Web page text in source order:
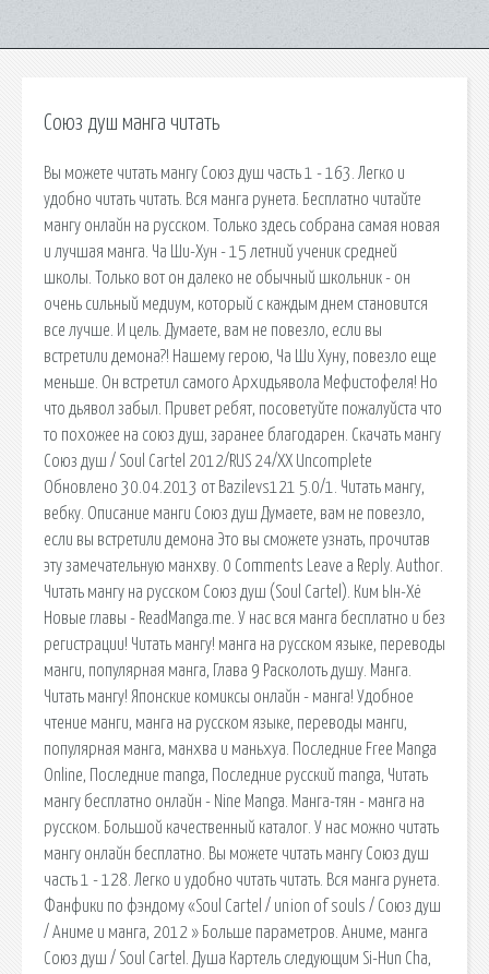
Союз душ манга читать
Вы можете читать мангу Союз душ часть 1 - 163. Легко и
удобно читать читать. Вся манга рунета. Бесплатно читайте
мангу онлайн на русском. Только здесь собрана самая новая
и лучшая манга. Ча Ши-Хун - 15 летний ученик средней
школы. Только вот он далеко не обычный школьник - он
очень сильный медиум, который с каждым днем становится
все лучше. И цель. Думаете, вам не повезло, если вы
встретили демона?! Нашему герою, Ча Ши Хуну, повезло еще
меньше. Он встретил самого Архидьявола Мефистофеля! Но
что дьявол забыл. Привет ребят, посоветуйте пожалуйста что
то похожее на союз душ, заранее благодарен. Скачать мангу
Союз душ / Soul Cartel 2012/RUS 24/XX Uncomplete
Обновлено 30.04.2013 от Bazilevs121 5.0/1. Читать мангу,
вебку. Описание манги Союз душ Думаете, вам не повезло,
если вы встретили демона Это вы сможете узнать, прочитав
эту замечательную манхву. 0 Comments Leave a Reply. Author.
Читать мангу на русском Союз душ (Soul Cartel). Ким Ын-Хё
Новые главы - ReadManga.me. У нас вся манга бесплатно и без
регистрации! Читать мангу! манга на русском языке, переводы
манги, популярная манга, Глава 9 Расколоть душу. Манга.
Читать мангу! Японские комиксы онлайн - манга! Удобное
чтение манги, манга на русском языке, переводы манги,
популярная манга, манхва и маньхуа. Последние Free Manga
Online, Последние manga, Последние русский manga, Читать
мангу бесплатно онлайн - Nine Manga. Манга-тян - манга на
русском. Большой качественный каталог. У нас можно читать
мангу онлайн бесплатно. Вы можете читать мангу Союз душ
часть 1 - 128. Легко и удобно читать читать. Вся манга рунета.
Фанфики по фэндому «Soul Cartel / union of souls / Союз душ
/ Аниме и манга, 2012 » Больше параметров. Аниме, манга
Союз душ / Soul Cartel. Душа Картель следующим Si-Hun Cha,